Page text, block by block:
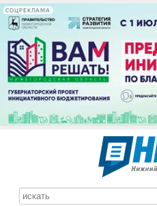
СОЦРЕКЛАМА